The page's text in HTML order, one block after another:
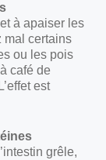
à apaiser les
mal certains
ou les pois
café de
est
grêle,